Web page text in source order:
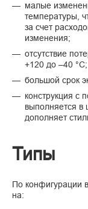
малые
температуры,
за счет
изменения;
отсутствие
+120 до –40 °С;
большой срок
конструкция с
выполняется в
дополняет
Типы
По конфигурации
на: